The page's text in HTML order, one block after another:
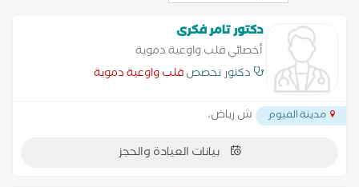
دكتور تامر فكرى
أخصائي قلب واوعية دموية
دكتور تخصصقلب واوعية دموية
مدينة الفيوم ش رياض،
بيانات العيادة والحجز